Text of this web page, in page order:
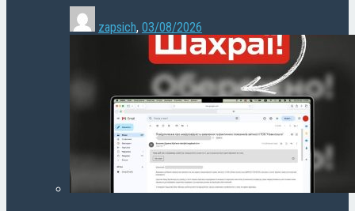
zapsich, 03/08/2026